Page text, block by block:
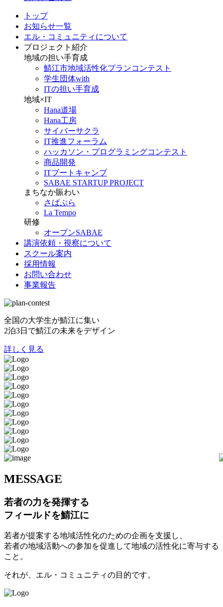
トップ
お知らせ一覧
エル・コミュニティについて
プロジェクト紹介
地域の担い手育成
鯖江市地域活性化プランコンテスト
学生団体with
ITの担い手育成
地域×IT
Hana道場
Hana工房
サイバーサクラ
IT推進フォーラム
ハッカソン・プログラミングコンテスト
商品開発
ITブートキャンプ
SABAE STARTUP PROJECT
まちなか賑わい
さばぷら
La Tempo
研修
オープンSABAE
講演依頼・視察について
スクール案内
採用情報
お問い合わせ
事業報告
全国の大学生が鯖江に集い
2泊3日で鯖江の未来をデザイン
詳しく見る
MESSAGE
若者の力を発揮する
フィールドを鯖江に
若者が提案する地域活性化のための企画を支援し、
若者の地域活動への参加を促進して地域の活性化に寄与する
こと。
それが、エル・コミュニティの目的です。